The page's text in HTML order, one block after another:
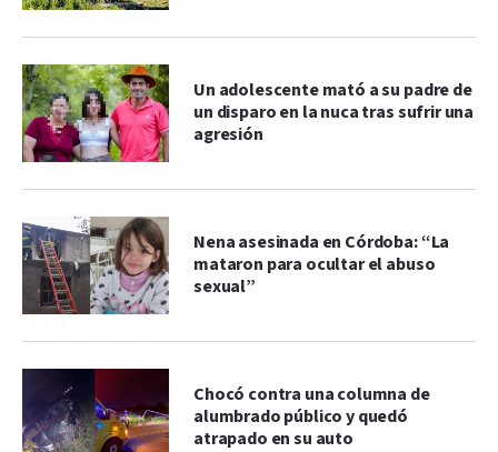
Un adolescente mató a su padre de
un disparo en la nuca tras sufrir una
agresión
Nena asesinada en Córdoba: “La
mataron para ocultar el abuso
sexual”
Chocó contra una columna de
alumbrado público y quedó
atrapado en su auto